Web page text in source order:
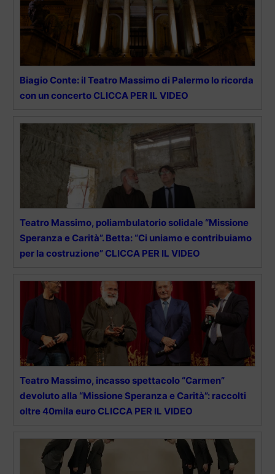
Biagio Conte: il Teatro Massimo di Palermo lo ricorda
con un concerto CLICCA PER IL VIDEO
Teatro Massimo, poliambulatorio solidale “Missione
Speranza e Carità”. Betta: “Ci uniamo e contribuiamo
per la costruzione” CLICCA PER IL VIDEO
Teatro Massimo, incasso spettacolo “Carmen”
devoluto alla “Missione Speranza e Carità”: raccolti
oltre 40mila euro CLICCA PER IL VIDEO